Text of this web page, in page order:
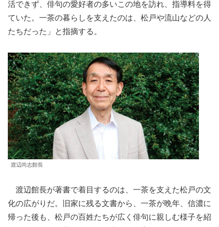
活できず、俳句の愛好者の多いこの地を訪れ、指導料を得
ていた。一茶の暮らしを支えたのは、松戸や流山などの人
たちだった」と指摘する。
渡辺尚志館長
渡辺館長が著書で着目するのは、一茶を支えた松戸の文
化の広がりだ。旧家に残る文書から、一茶が晩年、信濃に
帰った後も、松戸の百姓たちが広く俳句に親しむ様子を紹